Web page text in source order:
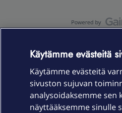
Laitteet & liittymät
Käytämme evästeitä
Käytämme evästeitä
sivuston sujuvan
analysoidaksemme sen
näyttääksemme sinulle